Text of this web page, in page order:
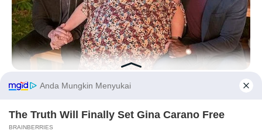
Fail! 10 Potret Makanan Gagal
Dimasak yang Bikin Kamu
Nggak Selera
Chrissy Metz Is So Skinny Now And She Looks Like A Model